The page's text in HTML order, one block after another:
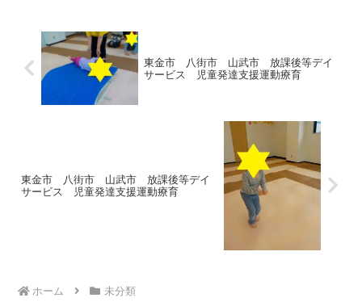
東金市 八街市 山武市 放課後等デイ
サービス 児童発達支援運動療育
東金市 八街市 山武市 放課後等デイ
サービス 児童発達支援運動療育
ホーム 未分類